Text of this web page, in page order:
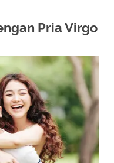
Pria Virgo